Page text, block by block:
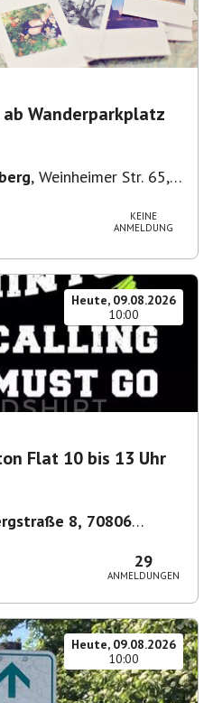
Wanderparkplatz
, Weinheimer Str. 65,
KEINE
ANMELDUNG
Heute, 09.08.2026
10:00
🏸SONNTAG Badminton Flat 10 bis 13 Uhr
8, 70806
29
ANMELDUNGEN
Heute, 09.08.2026
10:00